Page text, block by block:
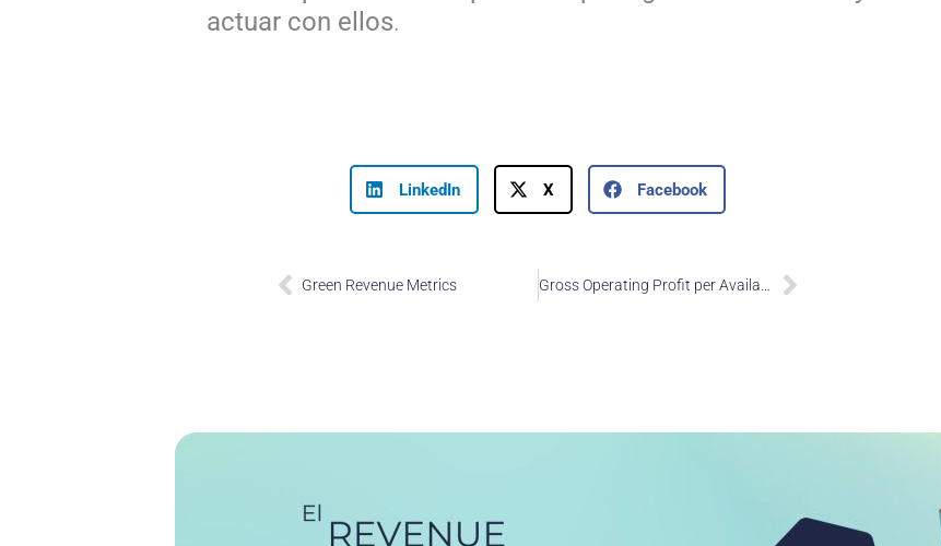
actuar con ellos.
LinkedIn X Facebook
Green Revenue Metrics